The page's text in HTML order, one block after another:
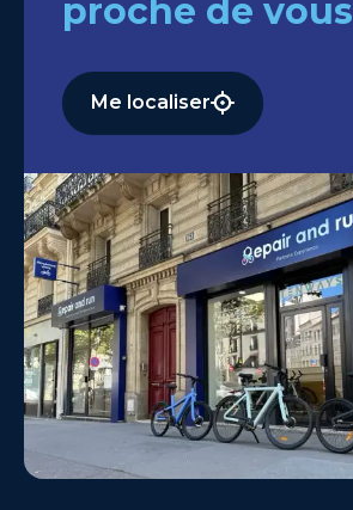
proche de vous
Me localiser